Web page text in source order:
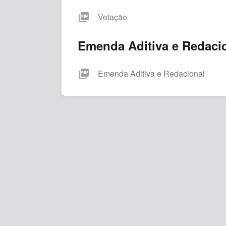
picture_as_pdf Votação
Emenda Aditiva e
picture_as_pdf Emenda Aditiva e Redacional